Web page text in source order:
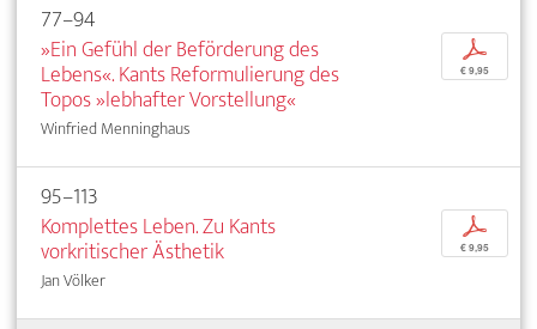
77–94
»Ein Gefühl der Beförderung des
Lebens«. Kants Reformulierung des
Topos »lebhafter Vorstellung«
Winfried Menninghaus
p
€ 9,95
95–113
Komplettes Leben. Zu Kants
vorkritischer Ästhetik
Jan Völker
p
€ 9,95